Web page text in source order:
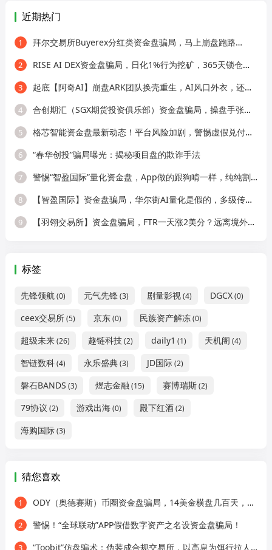
近期热门
1 拜尔交易所Buyerex分红类资金盘骗局，马上崩盘跑路…
2 RISE AI DEX资金盘骗局，日化1%行为挖矿，365天锁仓，纯庞氏骗局
3 起底【阿奇AI】崩盘ARK团队换壳重生，AI风口外衣，还是老牌分销套路！
4 合创期汇（SGX期货投资俱乐部）资金盘骗局，操盘手张奕多次收割山东会员，看
5 格芯智能资金盘最新动态！平台风险加剧，警惕虚假兑付二次诈骗！
6 “春华创投”骗局曝光：揭秘项目盘的欺诈手法
7 警惕“智盈国际”量化资金盘，App做的跟狗啃一样，纯纯割韭菜！
8 【智盈国际】资金盘骗局，华尔街AI量化是假的，多级传销圈钱是真的！
9 【羽翎交易所】资金盘骗局，FTR一天涨2美分？远离境外园区杀猪盘！
标签
先锋领航(0) 元气先锋(3) 剧量影视(4) DGCX(0)
ceex交易所(5) 京东(0) 民族资产解冻(0)
超级未来(26) 趣链科技(2) daily1 (1) 天机阁 (4)
智链数科(4) 永乐盛典(3) JD国际(2)
磐石BANDS (3) 煜志金融 (15) 赛博瑞斯(2)
79协议 (2) 游戏出海(0) 殿下红酒(2)
海购国际(3)
猜您喜欢
1 ODY（奥德赛斯）币圈资金盘骗局，14美金横盘几百天，基本没戏了
2 警惕！“全球联动”APP假借数字资产之名设资金盘骗局！
3 “Toobit”仿盘骗术：伪装成合规交易所，以高息为饵行拉人头之实的传销资金盘骗局！